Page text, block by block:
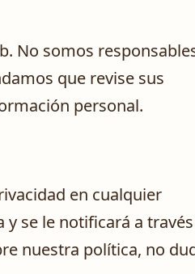
No somos
que revise sus
personal.
en cualquier
se le notificará a
nuestra política, no